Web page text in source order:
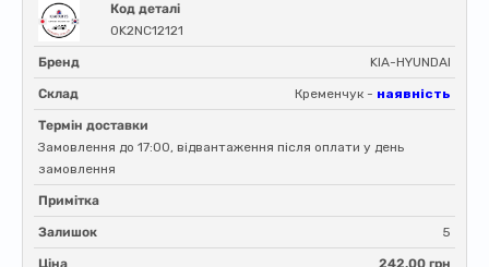
Код деталі
0K2NC12121
Бренд KIA-HYUNDAI
Склад Кременчук - наявність
Термін доставки
Замовлення до 17:00, відвантаження після оплати у день
замовлення
Примітка
Залишок 5
Ціна 242.00 грн